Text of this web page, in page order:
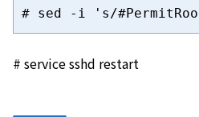
# sed -i 's/
# service sshd restart